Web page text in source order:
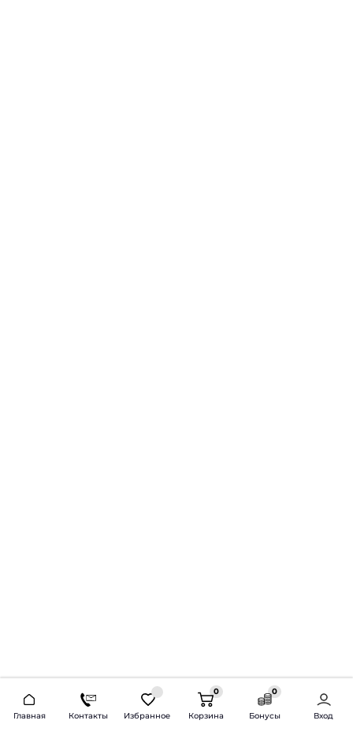
Главная Контакты Избранное
0
Корзина
0
Бонусы Вход
2026 © Продажа и установка автозвука.
Доставка по всей России и СНГ